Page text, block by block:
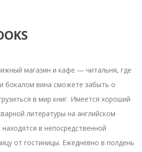
магазин и кафе — читальня, где
бокалом вина сможете забыть о
в мир книг. Имеется хороший
литературы на английском
в непосредственной
от гостиницы. Ежедневно в полдень